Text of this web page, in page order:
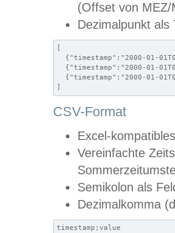
(Offset von MEZ/
Dezimalpunkt als
[
{"timestamp":"2000-01-
{"timestamp":"2000-01-
{"timestamp":"2000-01-
]
CSV-Format
Excel-
Vereinfachte
Semikolon als
Dezimalkomma
timestamp;value